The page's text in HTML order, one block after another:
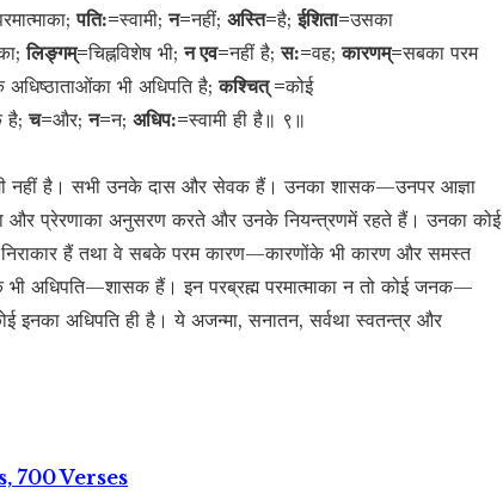
पति:=स्वामी;न=नहीं; अस्ति=है;ईशिता=उसका
लिङ्गम्=चिह्नविशेष भी;न एव=नहीं है;स:=वह;कारणम्=सबका परम
भी अधिपति है;कश्चित् =कोई
है;च=और;न=न; अधिप:=स्वामी ही है॥ ९॥
नहीं है। सभी उनके दास और सेवक हैं। उनका शासक—उनपर आज्ञा
और प्रेरणाका अनुसरण करते और उनके नियन्त्रणमें रहते हैं। उनका कोई
निराकार हैं तथा वे सबके परम कारण—कारणोंके भी कारण और समस्त
अधिपति—शासक हैं। इन परब्रह्म परमात्माका न तो कोई जनक—
इनका अधिपति ही है। ये अजन्मा, सनातन, सर्वथा स्वतन्त्र और
700 Verses